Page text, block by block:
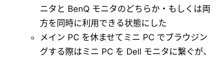
ニタと BenQ モニタのどちらか・もしくは両
方を同時に利用できる状態にした
メイン PC を休ませてミニ PC でブラウジン
グする際はミニ PC を Dell モニタに繋ぐが、